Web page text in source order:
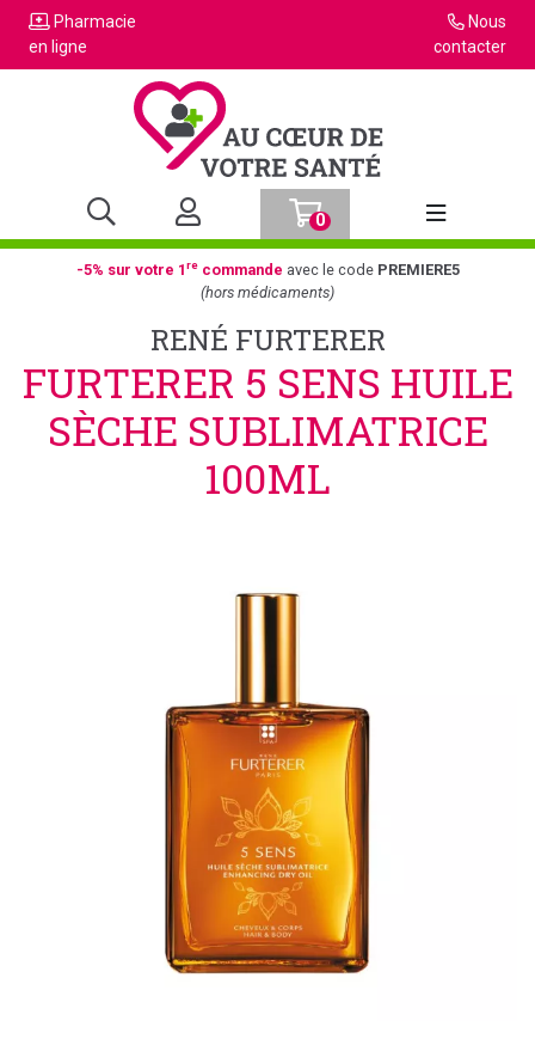
Pharmacie
en ligne
Nous
contacter
0
Afficher la
-5% sur votre 1recommande avec le code PREMIERE5
(hors médicaments)
RENÉ FURTERER
FURTERER 5 SENS HUILE
SÈCHE SUBLIMATRICE
100ML